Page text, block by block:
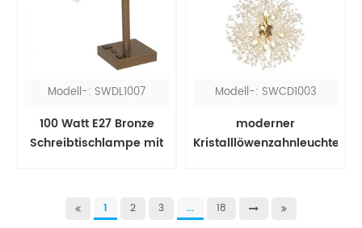
Modell-: SWDL1007
100 Watt E27 Bronze
Schreibtischlampe mit
Modell-: SWCD1003
moderner
Kristalllöwenzahnleuchter
1 2 3 ... 18